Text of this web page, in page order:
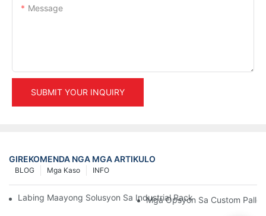
Message
SUBMIT YOUR INQUIRY
GIREKOMENDA NGA MGA ARTIKULO
INFO
Mga Kaso
BLOG
Labing Maayong Solusyon Sa Industrial Racking Para Sa
Mga Opsyon Sa Custom